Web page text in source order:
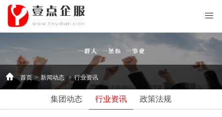
首页 >新闻动态 >行业资讯
集团动态 行业资讯 政策法规